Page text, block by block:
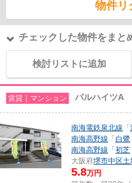
物件リ
チェックした物件をまと
検討リストに追加
賃貸｜マンション パルハイツA
南海電鉄泉北線 「
南海高野線 「 白鷺
南海高野線 「 初芝
大阪府堺市中区土
5.8万円